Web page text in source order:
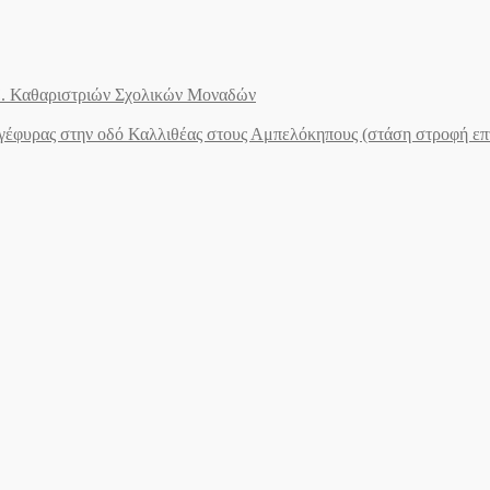
Καθαριστριών Σχολικών Μοναδών
στην οδό Καλλιθέας στους Αμπελόκηπους (στάση στροφή